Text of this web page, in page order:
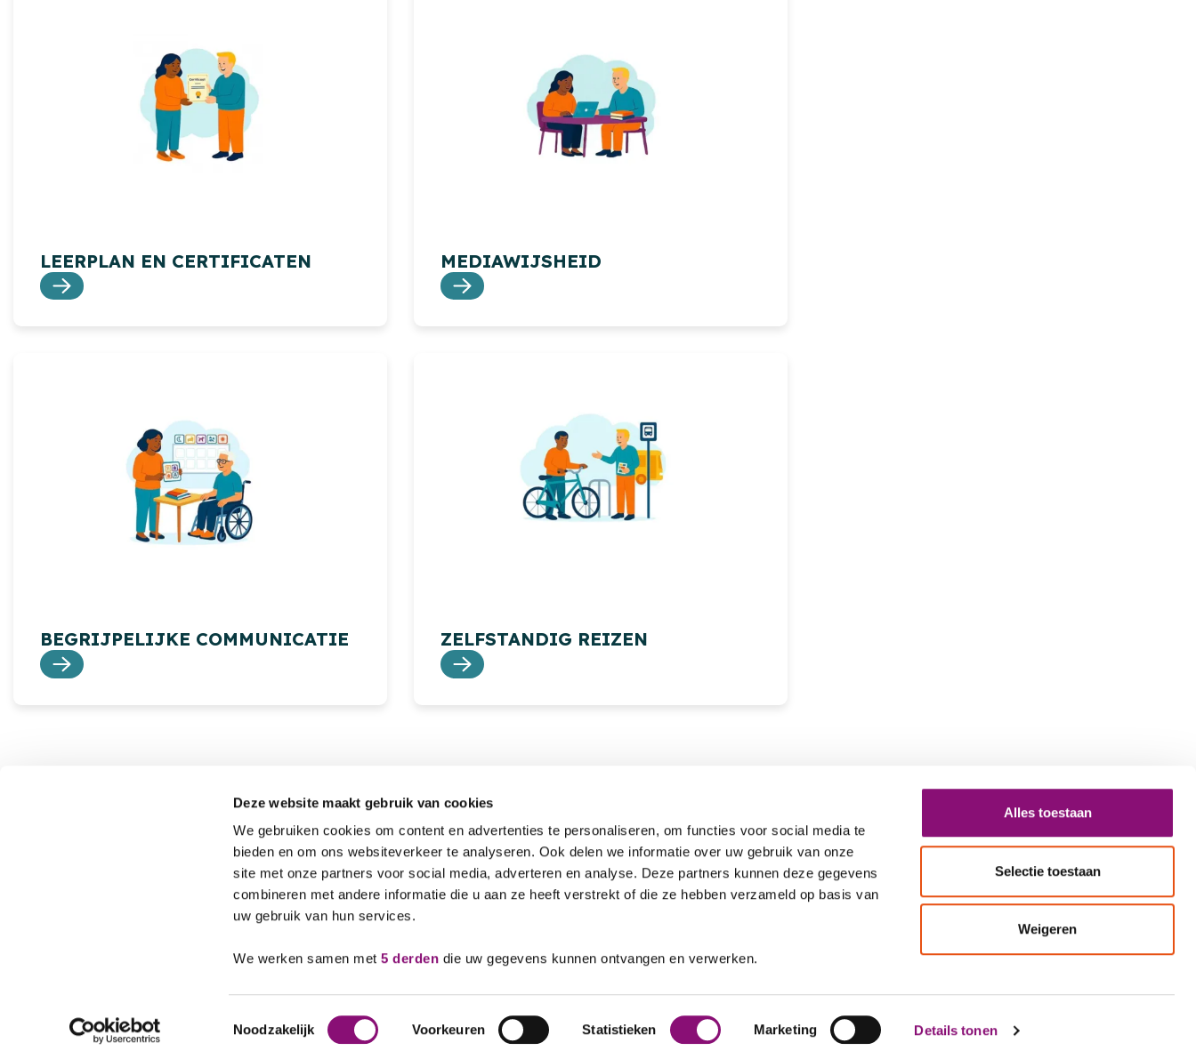
Deze website maakt gebruik van cookies
We gebruiken cookies om content en advertenties te personaliseren, om functies voor social media te
bieden en om ons websiteverkeer te analyseren. Ook delen we informatie over uw gebruik van onze
site met onze partners voor social media, adverteren en analyse. Deze partners kunnen deze gegevens
combineren met andere informatie die u aan ze heeft verstrekt of die ze hebben verzameld op basis van
uw gebruik van hun services.
We werken samen met5 derden die uw gegevens kunnen ontvangen en verwerken.
Toestemmingsselectie
Noodzakelijk Voorkeuren Statistieken Marketing Details tonen
Alles toestaan
Selectie toestaan
Weigeren
LEERPLAN EN CERTIFICATEN MEDIAWIJSHEID
BEGRIJPELIJKE COMMUNICATIE ZELFSTANDIG REIZEN
Nieuws
Agenda
Locaties
info@eemhart.nl
© 2026 EemhartPrivacyverklaringContact Cookie-instellingen